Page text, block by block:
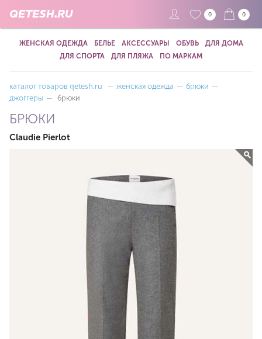
QETESH.RU 0 0
ЖЕНСКАЯ ОДЕЖДА БЕЛЬЕ АКСЕССУАРЫ ОБУВЬ
ДЛЯ ДОМА
ДЛЯ СПОРТА
ДЛЯ ПЛЯЖА ПО МАРКАМ
каталог товаров qetesh.ru — женская одежда — брюки —
джоггеры — брюки
БРЮКИ
Claudie Pierlot